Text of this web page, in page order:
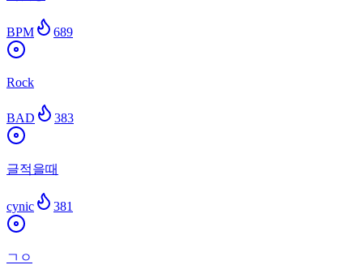
BPM 689
Rock
BAD 383
글적을때
cynic 381
ㄱㅇ